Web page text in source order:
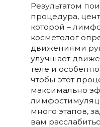
Результатом
процедура,
которой –
косметолог
движениями
улучшает
теле и
чтобы этот
максимально
много этапов,
вам